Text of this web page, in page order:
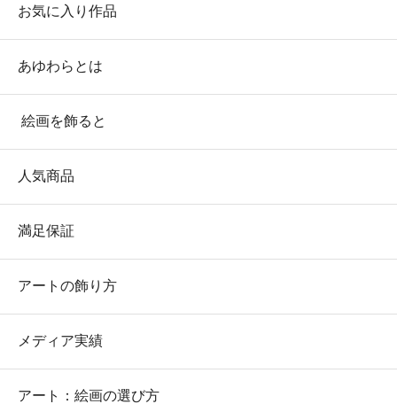
お気に入り作品
あゆわらとは
絵画を飾ると
人気商品
満足保証
アートの飾り方
メディア実績
アート：絵画の選び方